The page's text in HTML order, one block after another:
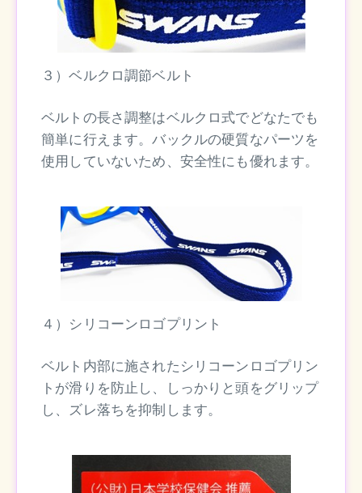
３）ベルクロ調節ベルト
ベルトの長さ調整はベルクロ式でどなたでも
簡単に行えます。バックルの硬質なパーツを
使用していないため、安全性にも優れます。
４）シリコーンロゴプリント
ベルト内部に施されたシリコーンロゴプリン
トが滑りを防止し、しっかりと頭をグリップ
し、ズレ落ちを抑制します。